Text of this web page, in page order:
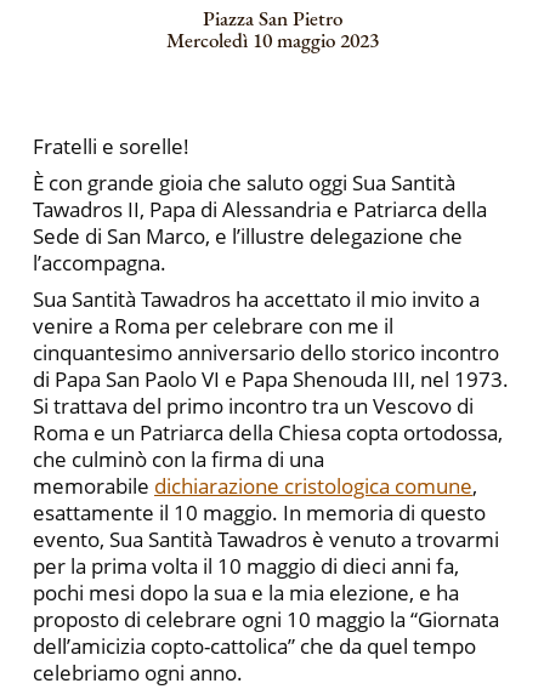
Piazza San Pietro
Mercoledì 10 maggio 2023
Fratelli e sorelle!
È con grande gioia che saluto oggi Sua Santità
Tawadros II, Papa di Alessandria e Patriarca della
Sede di San Marco, e l’illustre delegazione che
l’accompagna.
Sua Santità Tawadros ha accettato il mio invito a
venire a Roma per celebrare con me il
cinquantesimo anniversario dello storico incontro
di Papa San Paolo VI e Papa Shenouda III, nel 1973.
Si trattava del primo incontro tra un Vescovo di
Roma e un Patriarca della Chiesa copta ortodossa,
che culminò con la firma di una
memorabile dichiarazione cristologica comune,
esattamente il 10 maggio. In memoria di questo
evento, Sua Santità Tawadros è venuto a trovarmi
per la prima volta il 10 maggio di dieci anni fa,
pochi mesi dopo la sua e la mia elezione, e ha
proposto di celebrare ogni 10 maggio la “Giornata
dell’amicizia copto-cattolica” che da quel tempo
celebriamo ogni anno.